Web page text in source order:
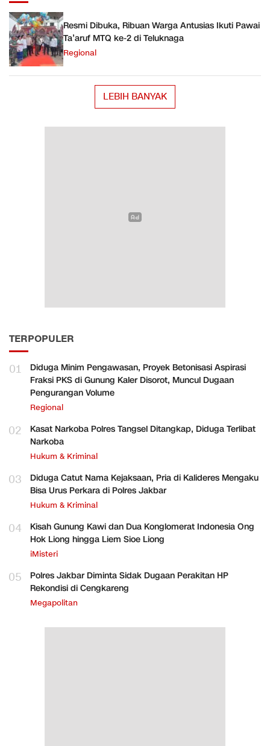
Resmi Dibuka, Ribuan Warga Antusias Ikuti Pawai
Ta’aruf MTQ ke-2 di Teluknaga
Regional
LEBIH BANYAK
TERPOPULER
01
Diduga Minim Pengawasan, Proyek Betonisasi Aspirasi
Fraksi PKS di Gunung Kaler Disorot, Muncul Dugaan
Pengurangan Volume
Regional
02
Kasat Narkoba Polres Tangsel Ditangkap, Diduga Terlibat
Narkoba
Hukum & Kriminal
03
Diduga Catut Nama Kejaksaan, Pria di Kalideres Mengaku
Bisa Urus Perkara di Polres Jakbar
Hukum & Kriminal
04
Kisah Gunung Kawi dan Dua Konglomerat Indonesia Ong
Hok Liong hingga Liem Sioe Liong
iMisteri
05
Polres Jakbar Diminta Sidak Dugaan Perakitan HP
Rekondisi di Cengkareng
Megapolitan